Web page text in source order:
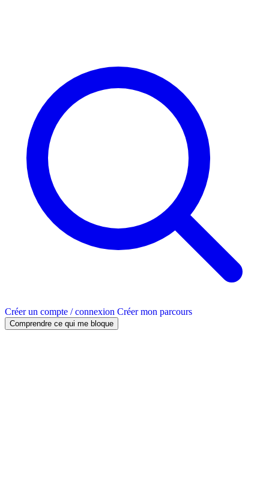
Créer un compte / connexion Créer mon parcours
Comprendre ce qui me bloque